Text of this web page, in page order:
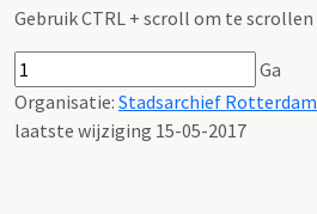
Gebruik CTRL + scroll om te scrollen
Ga
Organisatie: Stadsarchief Rotterdam
laatste wijziging 15-05-2017